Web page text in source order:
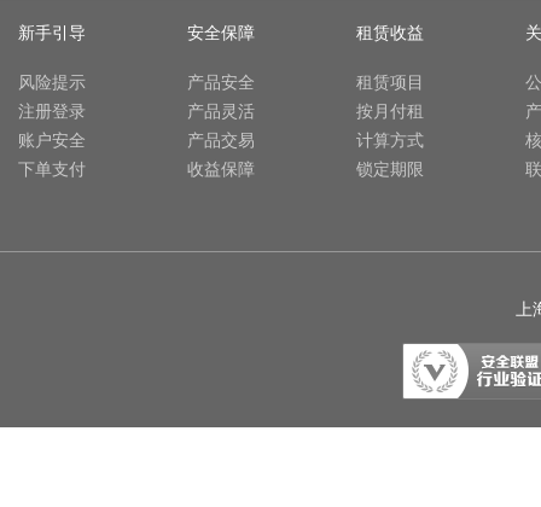
新手引导
风险提示
注册登录
账户安全
下单支付
安全保障
产品安全
产品灵活
产品交易
收益保障
租赁收益
租赁项目
按月付租
计算方式
锁定期限